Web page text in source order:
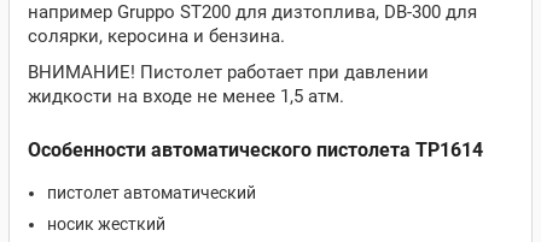
например Gruppo ST200 для дизтоплива, DB-300 для
солярки, керосина и бензина.
ВНИМАНИЕ! Пистолет работает при давлении
жидкости на входе не менее 1,5 атм.
Особенности автоматического пистолета TP1614
пистолет автоматический
носик жесткий